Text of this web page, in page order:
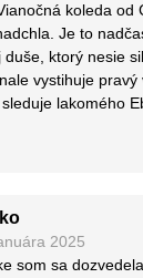
koleda od
Je to
duše, ktorý nesie
vystihuje pravý
lakomého
troch duchov –
nielen
ale aj2025
som sa